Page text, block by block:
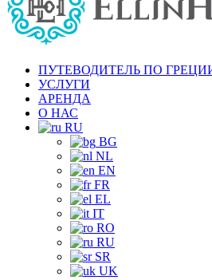
ПУТЕВОДИТЕЛЬ ПО
УСЛУГИ
АРЕНДА
О НАС
RU
BG
NL
EN
FR
EL
IT
RO
RU
SR
UK